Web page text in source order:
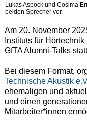
Lukas Aspöck und Cosima
beiden Sprecher vor.
Am 20. November
Instituts für
GfTA Alumni-Talks
Bei diesem Format,
Technische Akustik
ehemaligen und
und einen
Mitarbeiter*innen